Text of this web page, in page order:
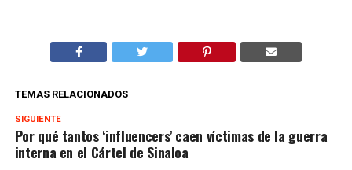
TEMAS RELACIONADOS
SIGUIENTE
Por qué tantos ‘influencers’ caen víctimas de la guerra
interna en el Cártel de Sinaloa